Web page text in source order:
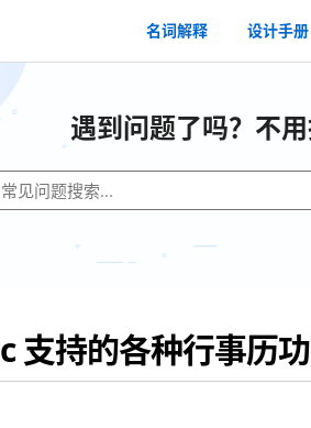
名词解释 设计手册
遇到问题了吗？不
支持的各种行事历